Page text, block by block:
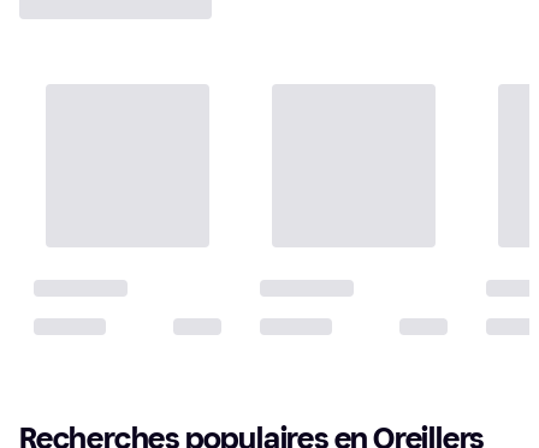
Recherches populaires en Oreillers